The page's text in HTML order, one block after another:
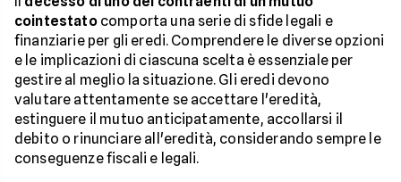
cointestatocomporta una serie di sfide legali e
finanziarie per gli eredi. Comprendere le diverse opzioni
e le implicazioni di ciascuna scelta è essenziale per
gestire al meglio la situazione. Gli eredi devono
valutare attentamente se accettare l'eredità,
estinguere il mutuo anticipatamente, accollarsi il
debito o rinunciare all'eredità, considerando sempre le
conseguenze fiscali e legali.